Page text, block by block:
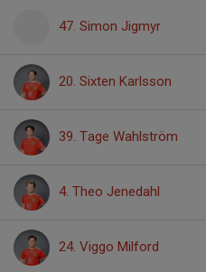
47. Simon Jigmyr
20. Sixten Karlsson
39. Tage Wahlström
4. Theo Jenedahl
24. Viggo Milford